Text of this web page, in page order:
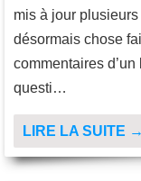
mis à jour
désormais chose
commentaires
questi…
LIRE LA SUITE →